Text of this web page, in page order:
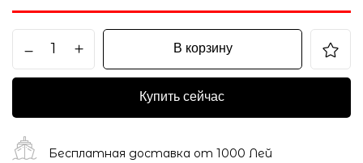
В корзину
Купить сейчас
Бесплатная доставка от 1000 Лей